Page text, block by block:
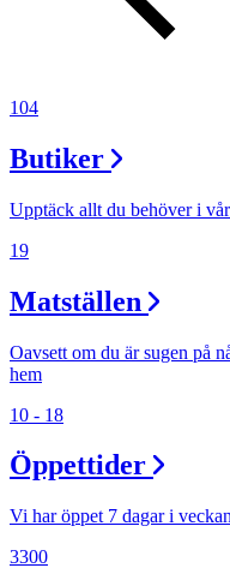
Erbjudanden
Inspiration
Sök
Öppettider
Praktisk information
Lediga jobb
Magasin
104
Butiker
Upptäck allt du behöver i
19
Matställen
Oavsett om du är sugen på
hem
10 - 18
Öppettider
Vi har öppet 7 dagar i veckan
3300